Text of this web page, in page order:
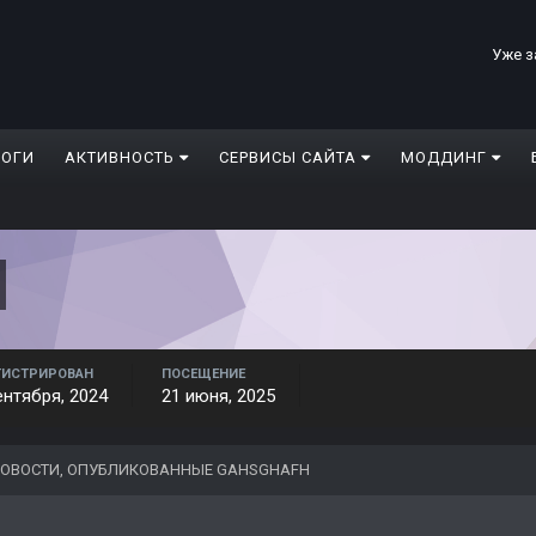
Уже
АКТИВНОСТЬ СЕРВИСЫ САЙТА МОДДИНГ
2024
ПОСЕЩЕНИЕ
21 июня, 2025
ОПУБЛИКОВАННЫЕ GAHSGHAFH